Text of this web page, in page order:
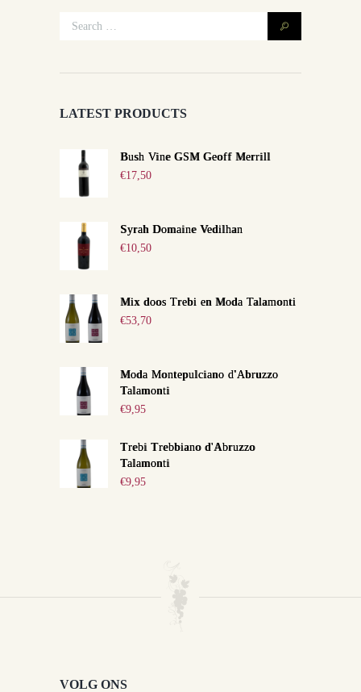
LATEST PRODUCTS
Bush Vine GSM Geoff Merrill
€17,50
Syrah Domaine Vedilhan
€10,50
Mix doos Trebi en Moda Talamonti
€53,70
Moda Montepulciano d'Abruzzo
Talamonti
€9,95
Trebi Trebbiano d'Abruzzo
Talamonti
€9,95
VOLG ONS